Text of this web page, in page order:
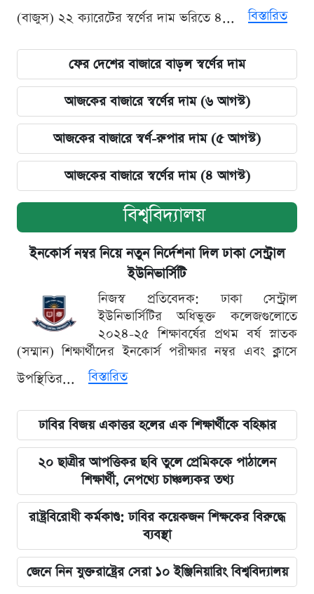
(বাজুস) ২২ ক্যারেটের স্বর্ণের দাম ভরিতে ৪...
বিস্তারিত
ফের দেশের বাজারে বাড়ল স্বর্ণের দাম
আজকের বাজারে স্বর্ণের দাম (৬ আগস্ট)
আজকের বাজারে স্বর্ণ-রুপার দাম (৫ আগস্ট)
আজকের বাজারে স্বর্ণের দাম (৪ আগস্ট)
বিশ্ববিদ্যালয়
ইনকোর্স নম্বর নিয়ে নতুন নির্দেশনা দিল ঢাকা সেন্ট্রাল
ইউনিভার্সিটি
নিজস্ব প্রতিবেদক: ঢাকা সেন্ট্রাল
ইউনিভার্সিটির অধিভুক্ত কলেজগুলোতে
২০২৪-২৫ শিক্ষাবর্ষের প্রথম বর্ষ স্নাতক
(সম্মান) শিক্ষার্থীদের ইনকোর্স পরীক্ষার নম্বর এবং ক্লাসে
উপস্থিতির...
বিস্তারিত
ঢাবির বিজয় একাত্তর হলের এক শিক্ষার্থীকে বহিষ্কার
২০ ছাত্রীর আপত্তিকর ছবি তুলে প্রেমিককে পাঠালেন
শিক্ষার্থী, নেপথ্যে চাঞ্চল্যকর তথ্য
রাষ্ট্রবিরোধী কর্মকাণ্ড: ঢাবির কয়েকজন শিক্ষকের বিরুদ্ধে
ব্যবস্থা
জেনে নিন যুক্তরাষ্ট্রের সেরা ১০ ইঞ্জিনিয়ারিং বিশ্ববিদ্যালয়